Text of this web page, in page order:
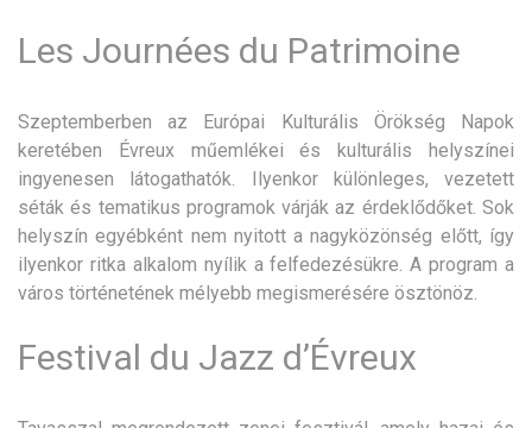
Les Journées du Patrimoine
Szeptemberben az Európai Kulturális Örökség Napok
keretében Évreux műemlékei és kulturális helyszínei
ingyenesen látogathatók. Ilyenkor különleges, vezetett
séták és tematikus programok várják az érdeklődőket. Sok
helyszín egyébként nem nyitott a nagyközönség előtt, így
ilyenkor ritka alkalom nyílik a felfedezésükre. A program a
város történetének mélyebb megismerésére ösztönöz.
Festival du Jazz d’Évreux